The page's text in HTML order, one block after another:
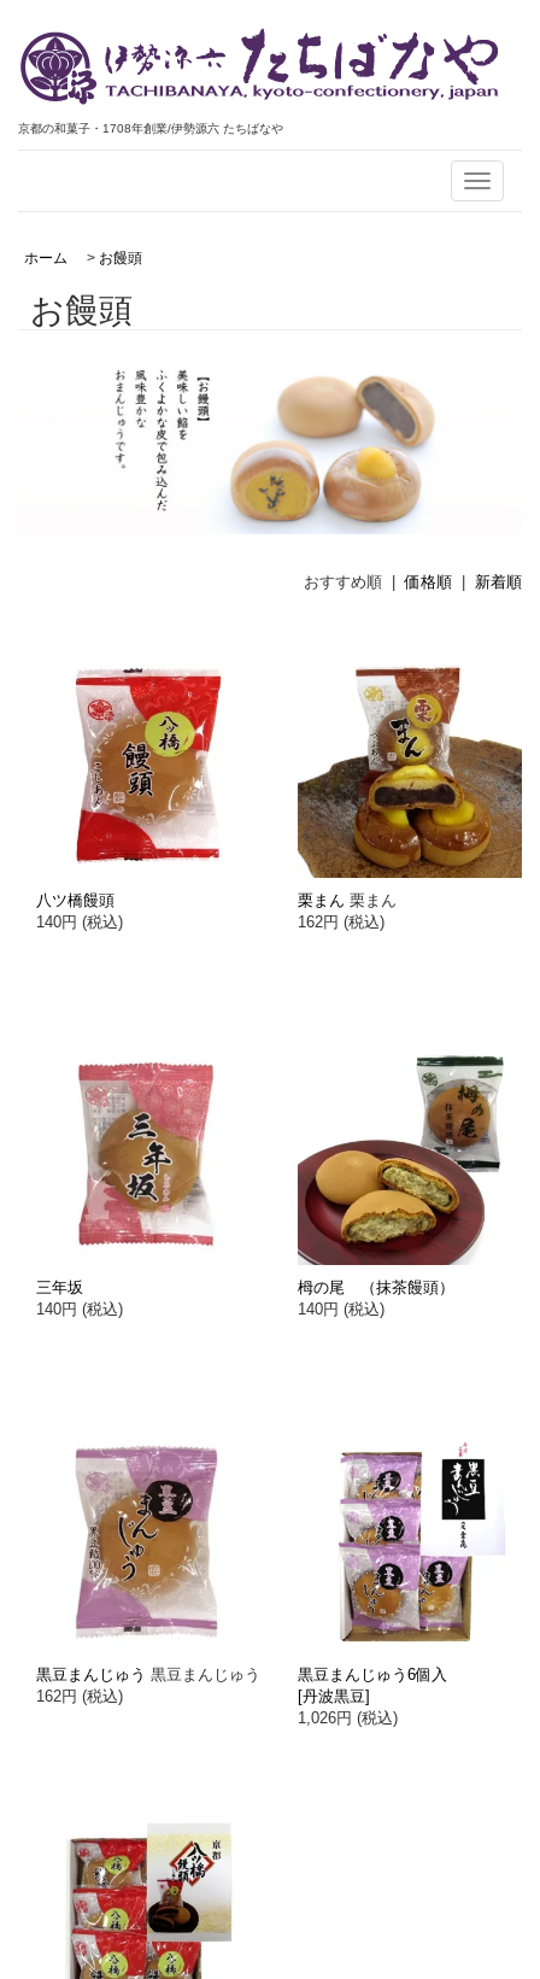
京都の和菓子・1708年創業/伊勢源六 たちばなや
Toggle
ホーム > お饅頭
お饅頭
おすすめ順 |価格順 | 新着順
八ツ橋饅頭
140円 (税込)
栗まん 栗まん
162円 (税込)
三年坂
140円 (税込)
栂の尾 （抹茶饅頭）
140円 (税込)
黒豆まんじゅう 黒豆まんじゅう
162円 (税込)
黒豆まんじゅう6個入
[丹波黒豆]
1,026円 (税込)